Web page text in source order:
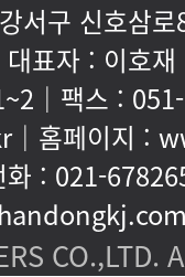
서구 신호삼
표자 : 이호재
｜팩스 :
｜홈페이지 :
화 : 021-
CO.,LTD.